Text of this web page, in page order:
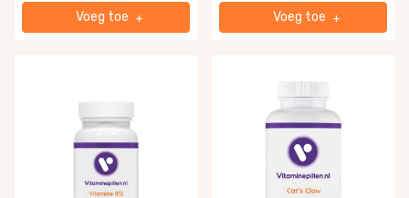
+
Voeg toe +
Voeg toe